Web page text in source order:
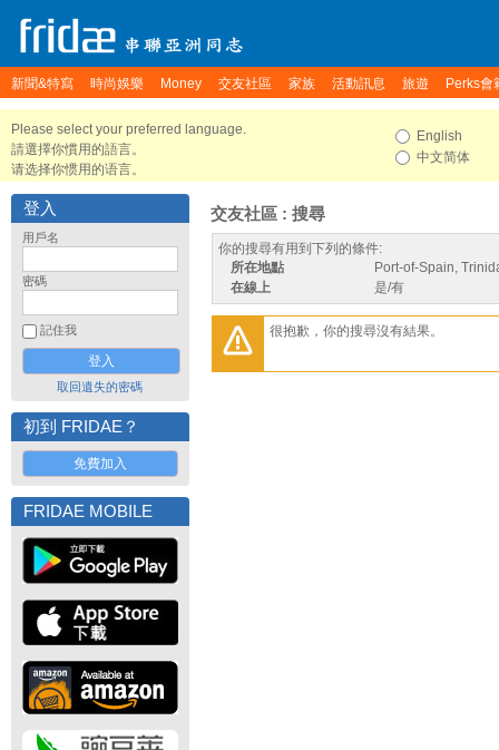
新聞&特寫 時尚娛樂 Money 交友社區 家族 活動訊息 旅遊 Perks會
Please select your preferred language.
請選擇你慣用的語言。
请选择你惯用的语言。
English
中文简体
登入
用戶名
密碼
記住我
取回遺失的密碼
初到 FRIDAE？
免費加入
FRIDAE MOBILE
交友社區 : 搜尋
你的搜尋有用到下列的條件:
所在地點
Port-of-Spain,
在線上
是/有
很抱歉，你的搜尋沒有結果。